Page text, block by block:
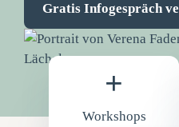
Gratis Infogespräch
+
Workshops